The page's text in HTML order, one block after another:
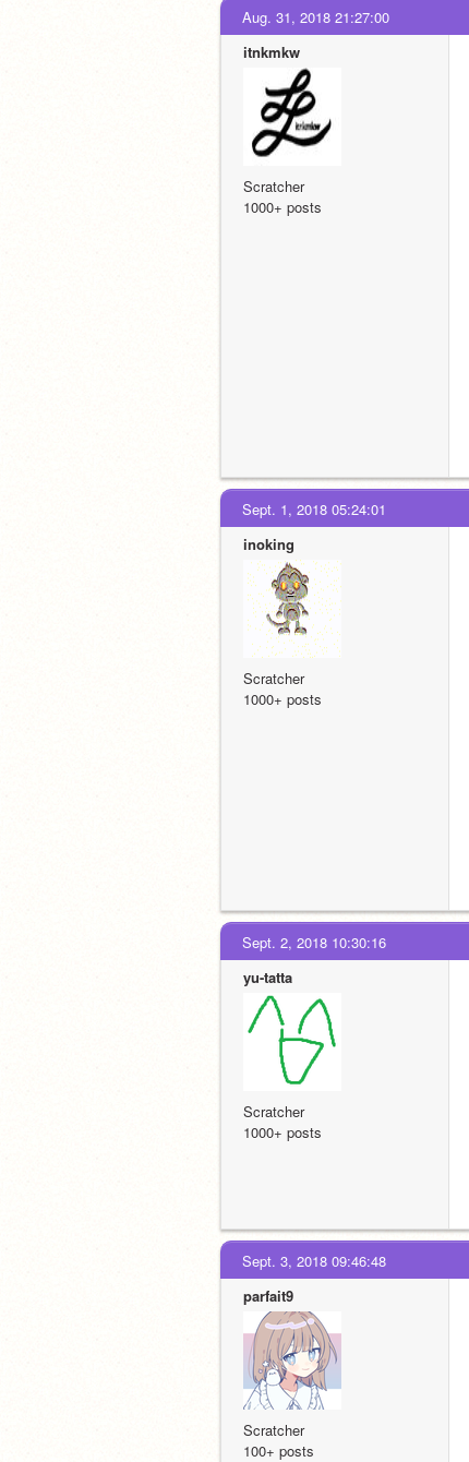
Aug. 31, 2018 21:27:00
itnkmkw
Scratcher
1000+ posts
Sept. 1, 2018 05:24:01
inoking
Scratcher
1000+ posts
Sept. 2, 2018 10:30:16
yu-tatta
Scratcher
1000+ posts
Sept. 3, 2018 09:46:48
parfait9
Scratcher
100+ posts